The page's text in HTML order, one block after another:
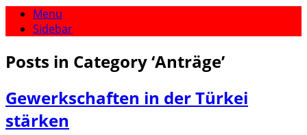
Menu
Sidebar
Posts in Category‘Anträge’
Gewerkschaften in der Türkei
stärken